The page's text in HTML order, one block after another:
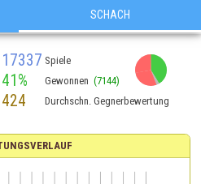
SCHACH
17337 Spiele
41% Gewonnen (7144)
424 Durchschn. Gegnerbewertung